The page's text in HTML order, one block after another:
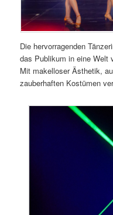
Die hervorragenden
das Publikum in eine Welt
Mit makelloser Ästhetik,
zauberhaften Kostümen